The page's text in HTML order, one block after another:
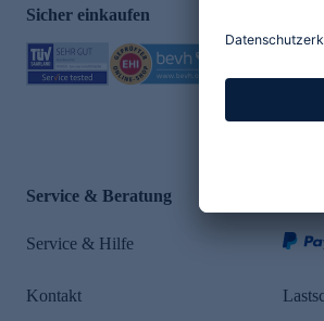
Sicher einkaufen
Service & Beratung
Service & Hilfe
Kontakt